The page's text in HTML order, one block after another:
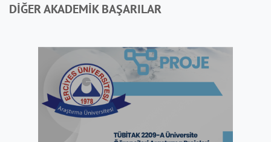
DİĞER AKADEMİK BAŞARILAR